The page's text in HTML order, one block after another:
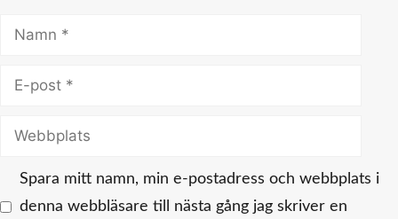
Namn
Webbplats
Spara mitt namn, min e-postadress och webbplats i
denna webbläsare till nästa gång jag skriver en